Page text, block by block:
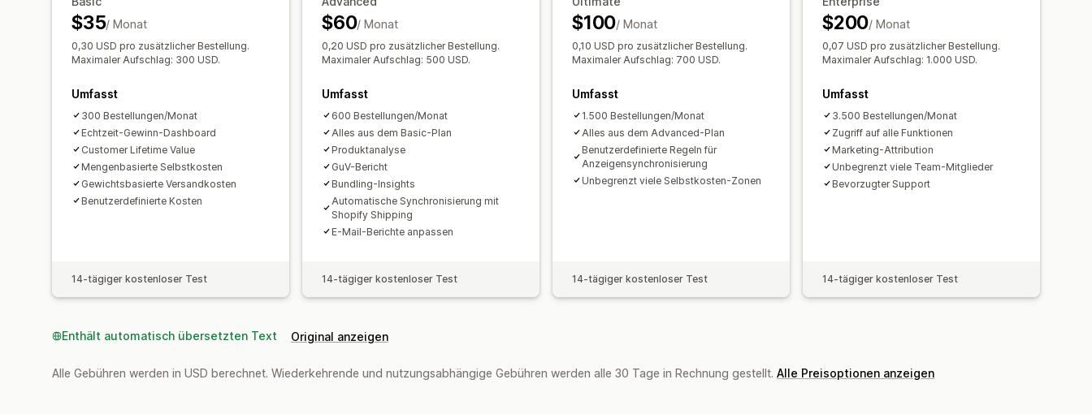
Berichte für mehrere Shops
Benutzerdefinierte Berichte Datenexport
Historische Analyse
Berichtsplanung
Übersicht über täglichen Umsatz
Transaktionen
Inventar und Produkt Import historischer Daten
$35/ Monat
0,30 USD pro zusätzlicher Bestellung.
Maximaler Aufschlag: 300 USD.
Umfasst
300 Bestellungen/Monat
Echtzeit-Gewinn-Dashboard
Customer Lifetime Value
Mengenbasierte Selbstkosten
Gewichtsbasierte Versandkosten
Benutzerdefinierte Kosten
14-tägiger kostenloser Test
$60/ Monat
0,20 USD pro zusätzlicher Bestellung.
Maximaler Aufschlag: 500 USD.
Umfasst
600 Bestellungen/Monat
Alles aus dem Basic-Plan
Produktanalyse
GuV-Bericht
Bundling-Insights
Automatische Synchronisierung mit
Shopify Shipping
E-Mail-Berichte anpassen
14-tägiger kostenloser Test
$100/ Monat
0,10 USD pro zusätzlicher Bestellung.
Maximaler Aufschlag: 700 USD.
Umfasst
1.500 Bestellungen/Monat
Alles aus dem Advanced-Plan
Benutzerdefinierte Regeln für
Anzeigensynchronisierung
Unbegrenzt viele Selbstkosten-Zonen
14-tägiger kostenloser Test
$200/ Monat
0,07 USD pro zusätzlicher Bestellung.
Maximaler Aufschlag: 1.000 USD.
Umfasst
3.500 Bestellungen/Monat
Zugriff auf alle Funktionen
Marketing-Attribution
Unbegrenzt viele Team-Mitglieder
Bevorzugter Support
14-tägiger kostenloser Test
Enthält automatisch übersetzten Text Original anzeigen
Alle Gebühren werden in USD berechnet. Wiederkehrende und nutzungsabhängige Gebühren werden alle 30 Tage in Rechnung gestellt. Alle Preisoptionen anzeigen